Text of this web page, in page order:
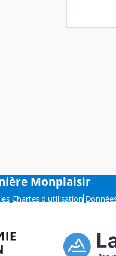
Monplaisir
Chartes d'utilisation